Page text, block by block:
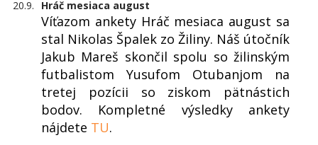
20.9. Hráč mesiaca august
Víťazom ankety Hráč mesiaca august sa
stal Nikolas Špalek zo Žiliny. Náš útočník
Jakub Mareš skončil spolu so žilinským
futbalistom Yusufom Otubanjom na
tretej pozícii so ziskom pätnástich
bodov. Kompletné výsledky ankety
nájdete TU.